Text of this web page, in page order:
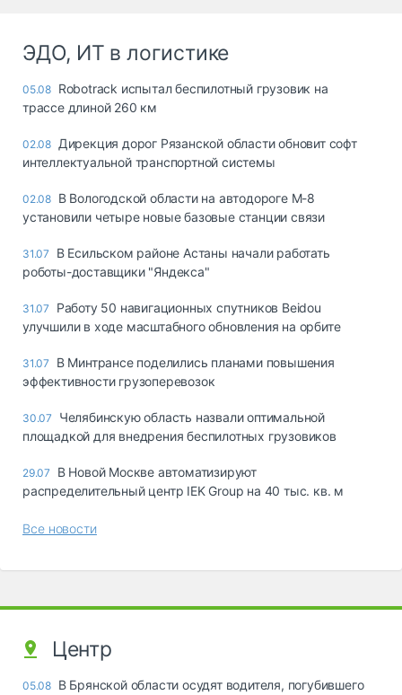
ЭДО, ИТ в логистике
05.08 Robotrack испытал беспилотный грузовик на
трассе длиной 260 км
02.08 Дирекция дорог Рязанской области обновит софт
интеллектуальной транспортной системы
02.08 В Вологодской области на автодороге М-8
установили четыре новые базовые станции связи
31.07
В Есильском районе Астаны начали работать
роботы-доставщики "Яндекса"
31.07
Работу 50 навигационных спутников Beidou
улучшили в ходе масштабного обновления на орбите
31.07
В Минтрансе поделились планами повышения
эффективности грузоперевозок
30.07
Челябинскую область назвали оптимальной
площадкой для внедрения беспилотных грузовиков
29.07
В Новой Москве автоматизируют
распределительный центр IEK Group на 40 тыс. кв. м
Все новости
Центр
05.08 В Брянской области осудят водителя, погубившего